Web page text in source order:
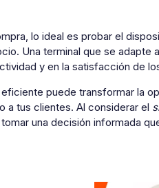
lo ideal es probar el
Una terminal que se adapte
y en la satisfacción de
eficiente puede transformar la
a tus clientes. Al considerar el
una decisión informada